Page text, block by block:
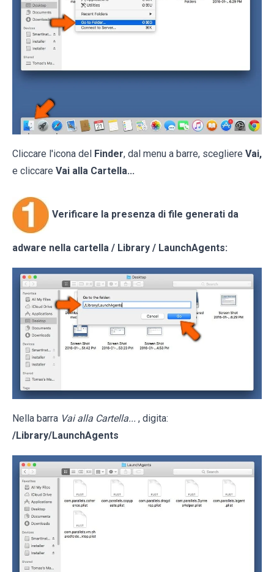
Cliccare l'icona del Finder, dal menu a barre, scegliere Vai,
e cliccare Vai alla Cartella...
Verificare la presenza di file generati da
adware nella cartella / Library / LaunchAgents:
Nella barra Vai alla Cartella... , digita:
/Library/LaunchAgents